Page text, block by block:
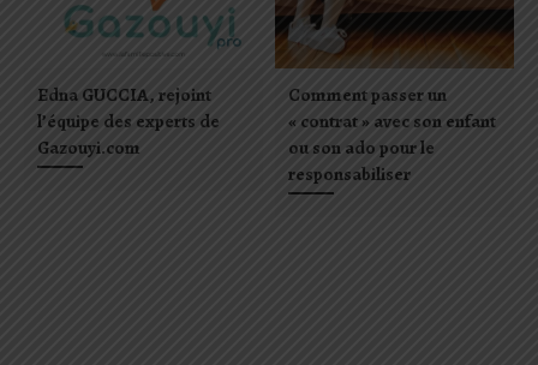
Edna GUCCIA, rejoint
l’équipe des experts de
Gazouyi.com
Comment passer un
« contrat » avec son enfant
ou son ado pour le
responsabiliser